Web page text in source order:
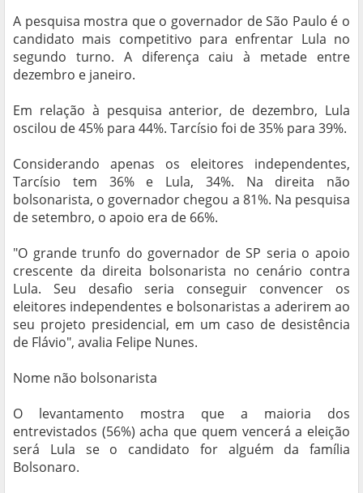
A pesquisa mostra que o governador de São Paulo é o
candidato mais competitivo para enfrentar Lula no
segundo turno. A diferença caiu à metade entre
dezembro e janeiro.
Em relação à pesquisa anterior, de dezembro, Lula
oscilou de 45% para 44%. Tarcísio foi de 35% para 39%.
Considerando apenas os eleitores independentes,
Tarcísio tem 36% e Lula, 34%. Na direita não
bolsonarista, o governador chegou a 81%. Na pesquisa
de setembro, o apoio era de 66%.
"O grande trunfo do governador de SP seria o apoio
crescente da direita bolsonarista no cenário contra
Lula. Seu desafio seria conseguir convencer os
eleitores independentes e bolsonaristas a aderirem ao
seu projeto presidencial, em um caso de desistência
de Flávio", avalia Felipe Nunes.
Nome não bolsonarista
O levantamento mostra que a maioria dos
entrevistados (56%) acha que quem vencerá a eleição
será Lula se o candidato for alguém da família
Bolsonaro.